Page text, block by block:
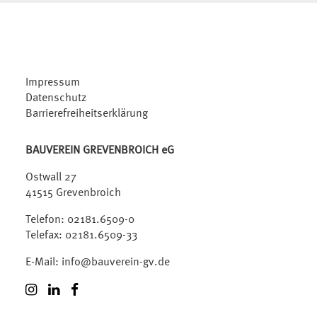
Impressum
Datenschutz
Barrierefreiheitserklärung
BAUVEREIN GREVENBROICH eG
Ostwall 27
41515 Grevenbroich
Telefon: 02181.6509-0
Telefax: 02181.6509-33
E-Mail: info@bauverein-gv.de